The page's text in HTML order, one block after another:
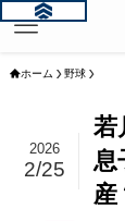
ホーム 野球
若
息
産
2026
2/25